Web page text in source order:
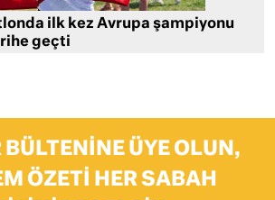
ilk kez Avrupa şampiyonu
geçti
ÜYE OLUN,
ÖZETI HER SABAH